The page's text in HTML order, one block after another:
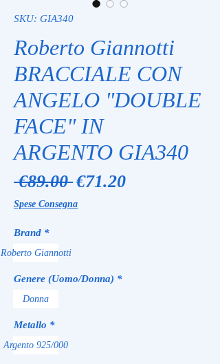
SKU: GIA340
Roberto Giannotti
BRACCIALE CON
ANGELO "DOUBLE
FACE" IN
ARGENTO GIA340
€89.00 Regular
Price
€71.20Sale
Spese Consegna
Brand *
Roberto Giannotti
Genere (Uomo/Donna) *
Donna
Metallo *
Argento 925/000